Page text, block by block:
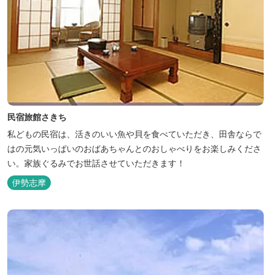
民宿旅館さきち
私どもの民宿は、活きのいい魚や貝を食べていただき、田舎ならで
はの元気いっぱいのおばあちゃんとのおしゃべりをお楽しみくださ
い。家族ぐるみでお世話させていただきます！
伊勢志摩